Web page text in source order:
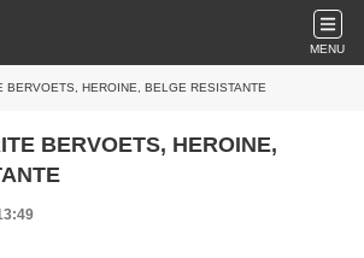
MENU
BERVOETS, HEROINE, BELGE RESISTANTE
BERVOETS, HEROINE,